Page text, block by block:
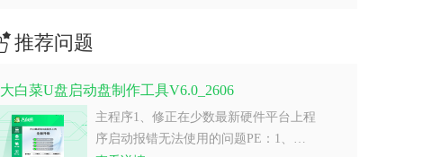
推荐问题
大白菜U盘启动盘制作工具V6.0_2606
主程序1、修正在少数最新硬件平台上程
序启动报错无法使用的问题PE：1、…